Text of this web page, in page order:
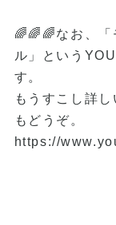
🌈🌈🌈なお、
ル」という
す。
もうすこし詳
もどうぞ。
https://